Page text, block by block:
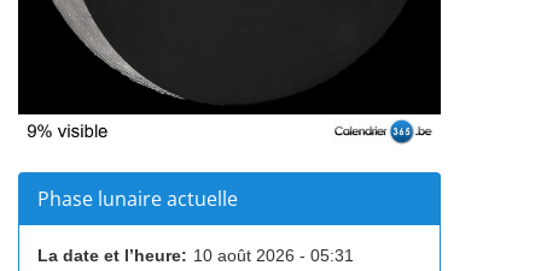
Phase lunaire actuelle
La date et l’heure: 10 août 2026 - 05:31